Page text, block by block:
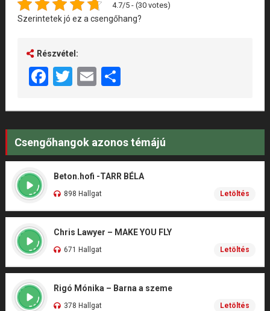
4.7/5 - (30 votes)
Szerintetek jó ez a csengőhang?
Részvétel:
Facebook
Twitter
EmailShare
Csengőhangok azonos témájú
Beton.hofi -TARR BÉLA
898 Hallgat Letöltés
Chris Lawyer – MAKE YOU FLY
671 Hallgat Letöltés
Rigó Mónika – Barna a szeme
378 Hallgat Letöltés